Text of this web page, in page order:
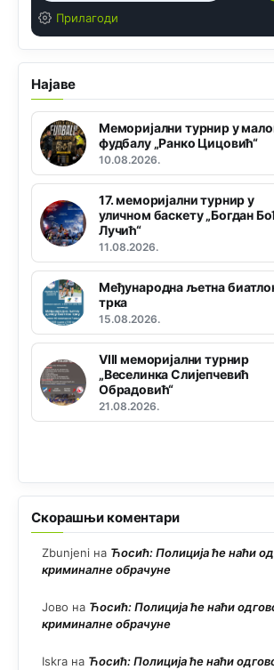
Прилагоди
Најаве
Меморијални турнир у
фудбалу „Ранко Цицовић“
10.08.2026.
17. меморијални турнир у
уличном баскету „Богдан
Лучић“
11.08.2026.
Међународна љетна
трка
15.08.2026.
VIII меморијални турнир
„Веселинка Слијепчевић
Обрадовић“
21.08.2026.
Скорашњи коментари
Zbunjeni на Ћосић: Полиција ће наћи
криминалне обрачуне
Јово на Ћосић: Полиција ће наћи
криминалне обрачуне
Iskra на Ћосић: Полиција ће наћи